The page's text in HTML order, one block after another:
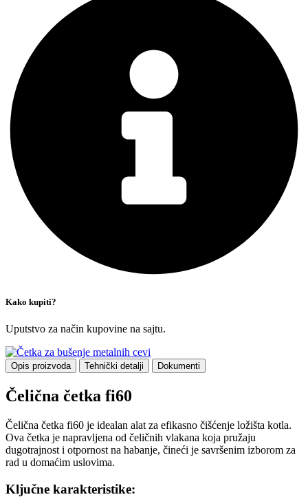
Kako kupiti?
Uputstvo za način kupovine na sajtu.
Opis proizvoda Tehnički detalji Dokumenti
Čelična četka fi60
Čelična četka fi60 je idealan alat za efikasno čišćenje ložišta kotla.
Ova četka je napravljena od čeličnih vlakana koja pružaju
dugotrajnost i otpornost na habanje, čineći je savršenim izborom za
rad u domaćim uslovima.
Ključne karakteristike: